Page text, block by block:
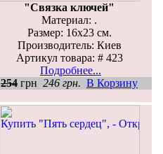
"Связка ключей"
Материал: .
Размер: 16х23 см.
Производитель: Киев
Артикул товара: # 423
Подробнее...
254 грн 246 грн. В Корзину